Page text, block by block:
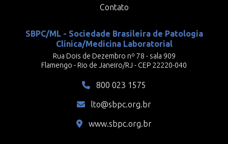
Contato
SBPC/ML - Sociedade Brasileira de Patologia
Clínica/Medicina Laboratorial
Rua Dois de Dezembro nº 78 - sala 909
Flamengo - Rio de Janeiro/RJ - CEP 22220-040
800 023 1575
lto@sbpc.org.br
www.sbpc.org.br